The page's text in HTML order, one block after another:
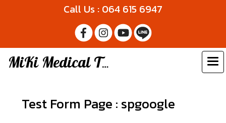
Call Us : 064 615 6947
MiKi Medical Thailand
Test Form Page : spgoogle